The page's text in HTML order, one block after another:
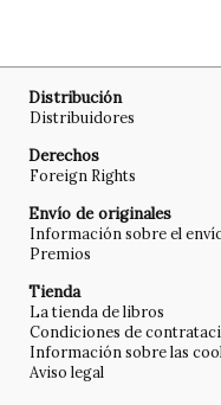
Distribución
Distribuidores
Derechos
Foreign Rights
Envío de originales
Información sobre el
Premios
Tienda
La tienda de libros
Condiciones de
Información sobre las
Aviso legal